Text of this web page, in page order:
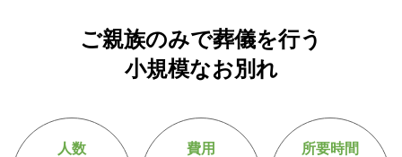
ご親族のみで葬儀を行う
小規模なお別れ
人数 費用 所要時間